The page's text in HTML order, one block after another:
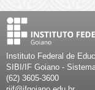
Instituto Federal de
SIBI/IF Goiano -
(62) 3605-3600